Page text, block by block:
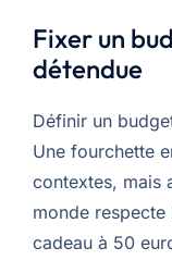
Fixer un
détendue
Définir un
Une fourchette
contextes, mais
monde
cadeau à 50